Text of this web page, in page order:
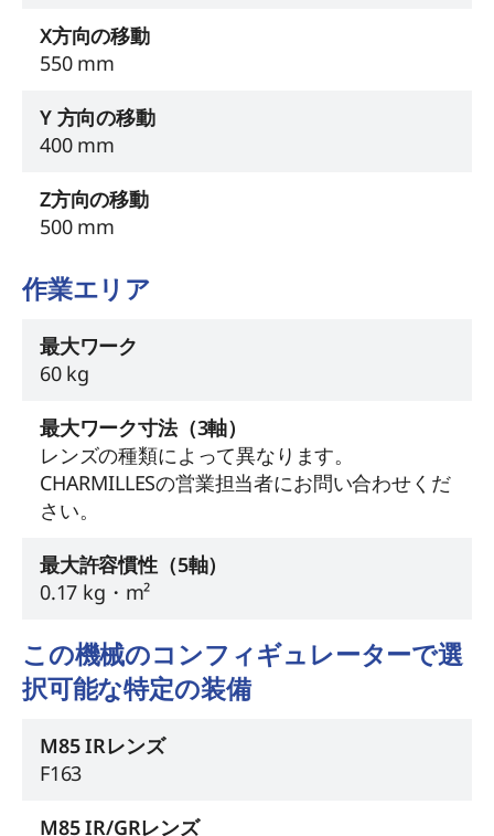
X方向の移動
550 mm
Y 方向の移動
400 mm
Z方向の移動
500 mm
作業エリア
最大ワーク
60 kg
最大ワーク寸法（3軸）
レンズの種類によって異なります。
CHARMILLESの営業担当者にお問い合わせくだ
さい。
最大許容慣性（5軸）
0.17 kg・m²
この機械のコンフィギュレーターで選
択可能な特定の装備
M85 IRレンズ
F163
M85 IR/GRレンズ